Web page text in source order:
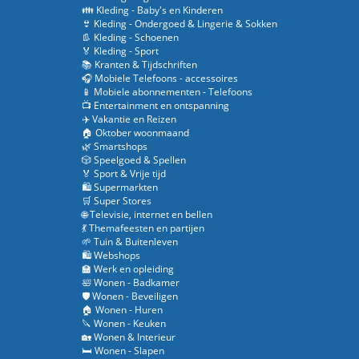
👪 Kleding - Baby's en Kinderen
👙 Kleding - Ondergoed & Lingerie & Sokken
👢 Kleding - Schoenen
🏅 Kleding - Sport
📚 Kranten & Tijdschriften
🎧 Mobiele Telefoons - accessoires
📱 Mobiele abonnementen - Telefoons
📺 Entertainment en ontspanning
✈️ Vakantie en Reizen
🏠 Oktober woonmaand
🌿 Smartshops
🎲 Speelgoed & Spellen
🏅 Sport & Vrije tijd
🛍️ Supermarkten
🛒 Super Stores
🌐 Televisie, internet en bellen
💃 Themafeesten en partijen
🌱 Tuin & Buitenleven
🛍️ Webshops
🏫 Werk en opleiding
🛀 Wonen - Badkamer
🛡️ Wonen - Beveiligen
🏠 Wonen - Huren
🔪 Wonen - Keuken
🏡 Wonen & Interieur
🛏️ Wonen - Slapen